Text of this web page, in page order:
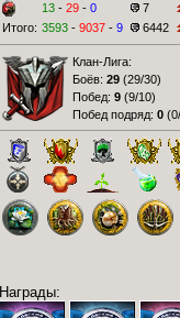
13 - 29 - 0
7
Итого: 3593 - 9037 - 9 6442
Клан-Лига:
Боёв: 29 (29/30)
Побед: 9 (9/10)
Побед подряд: 0 (
Награды: